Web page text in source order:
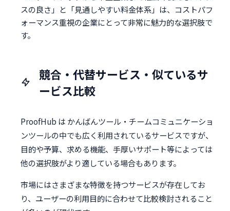
スの良さ」と「見通しやすい料金体系」は、コストパフ
ォーマンス重視の企業にとって非常に魅力的な選択肢で
す。
競合・代替サービス・似ているサ
ービス比較
ProofHub は かんばんツール・チームコミュニケーショ
ンツールの中でも広く利用されているサービスですが、
目的や予算、求める機能、手厚いサポート等によっては
他の選択肢がより適している場合もあります。
市場にはさまざまな特徴を持つサービスが存在してお
り、ユーザーの利用目的に合わせて比較検討されること